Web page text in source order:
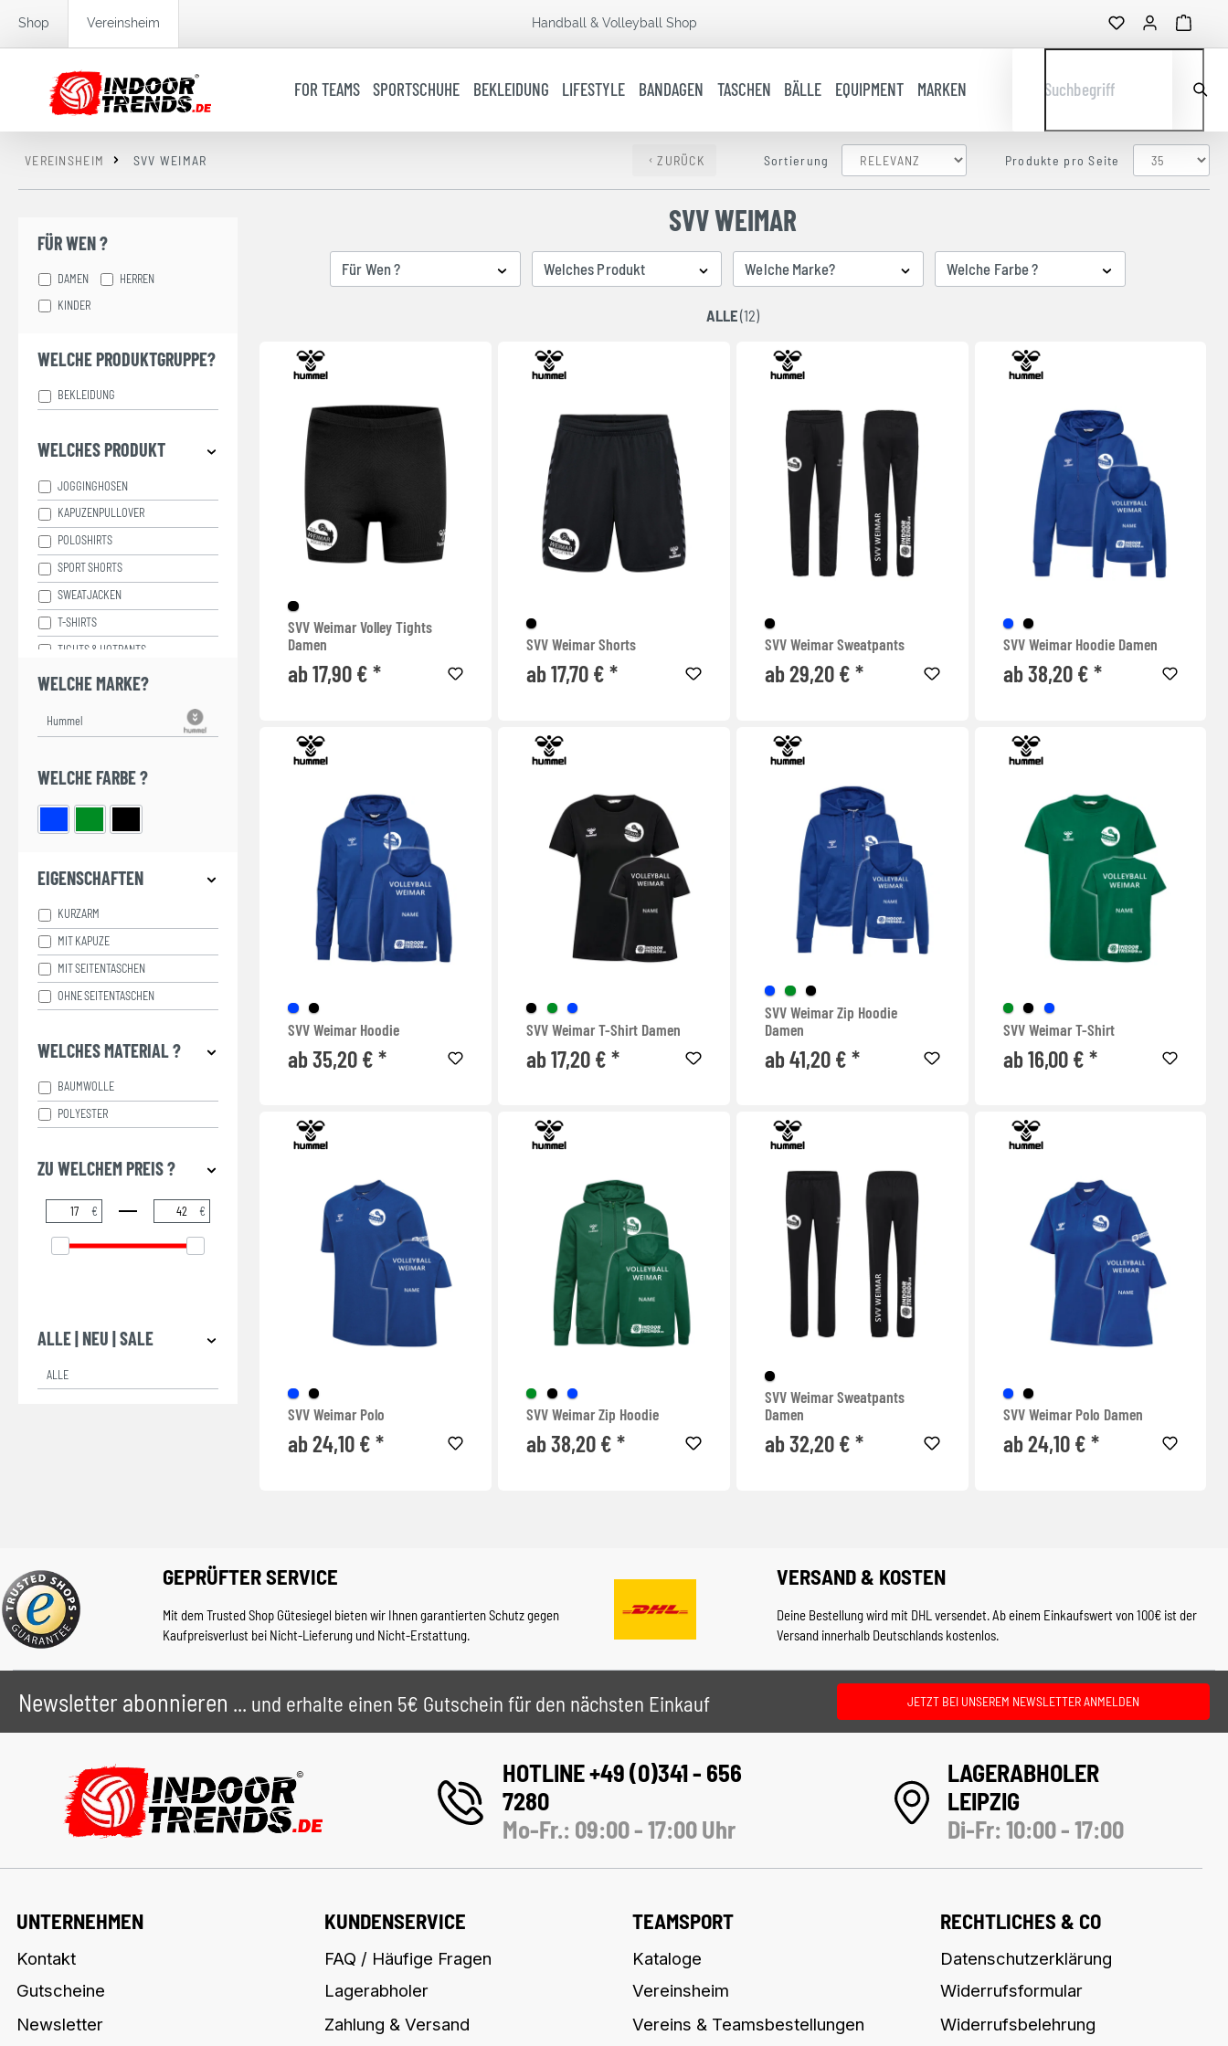
Zur Hauptnavigation springen
Shop Vereinsheim Handball & Volleyball Shop
FOR TEAMS SPORTSCHUHE BEKLEIDUNG LIFESTYLE BANDAGEN TASCHEN BÄLLE EQUIPMENT MARKEN Suchbegriff
ZURÜCK
VEREINSHEIM SVV WEIMAR Sortierung Produkte pro Seite
FÜR WEN ?
DAMEN HERREN
KINDER
WELCHE PRODUKTGRUPPE?
BEKLEIDUNG
WELCHES PRODUKT
JOGGINGHOSEN
KAPUZENPULLOVER
POLOSHIRTS
SPORT SHORTS
SWEATJACKEN
T-SHIRTS
TIGHTS & HOTPANTS
WELCHE MARKE?
WELCHE FARBE ?
EIGENSCHAFTEN
KURZARM
MIT KAPUZE
MIT SEITENTASCHEN
OHNE SEITENTASCHEN
WELCHES MATERIAL ?
BAUMWOLLE
POLYESTER
ZU WELCHEM PREIS ?
€ €
ALLE | NEU | SALE
ALLE
SVV WEIMAR
Für Wen ? Welches Produkt Welche Marke? Welche Farbe ?
ALLE(12)
SVV Weimar Volley Tights
Damen
ab 17,90 € *
SVV Weimar Shorts
ab 17,70 € *
SVV Weimar Sweatpants
ab 29,20 € *
SVV Weimar Hoodie Damen
ab 38,20 € *
SVV Weimar Hoodie
ab 35,20 € *
SVV Weimar T-Shirt Damen
ab 17,20 € *
SVV Weimar Zip Hoodie
Damen
ab 41,20 € *
SVV Weimar T-Shirt
ab 16,00 € *
SVV Weimar Polo
ab 24,10 € *
SVV Weimar Zip Hoodie
ab 38,20 € *
SVV Weimar Sweatpants
Damen
ab 32,20 € *
SVV Weimar Polo Damen
ab 24,10 € *
GEPRÜFTER SERVICE
Mit dem Trusted Shop Gütesiegel bieten wir Ihnen garantierten Schutz gegen
Kaufpreisverlust bei Nicht-Lieferung und Nicht-Erstattung.
VERSAND & KOSTEN
Deine Bestellung wird mit DHL versendet. Ab einem Einkaufswert von 100€ ist der
Versand innerhalb Deutschlands kostenlos.
Newsletter abonnieren ... und erhalte einen 5€ Gutschein für den nächsten Einkauf JETZT BEI UNSEREM NEWSLETTER ANMELDEN
HOTLINE +49 (0)341 - 656
7280
Mo-Fr.: 09:00 - 17:00 Uhr
LAGERABHOLER
LEIPZIG
Di-Fr: 10:00 - 17:00
UNTERNEHMEN
Kontakt
Gutscheine
Newsletter
KUNDENSERVICE
FAQ / Häufige Fragen
Lagerabholer
Zahlung & Versand
TEAMSPORT
Kataloge
Vereinsheim
Vereins & Teamsbestellungen
RECHTLICHES & CO
Datenschutzerklärung
Widerrufsformular
Widerrufsbelehrung